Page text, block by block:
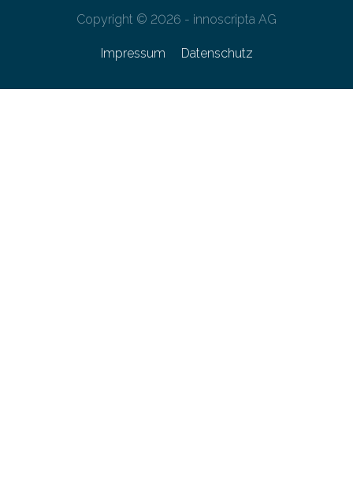
Copyright © 2026 - innoscripta AG
Impressum Datenschutz